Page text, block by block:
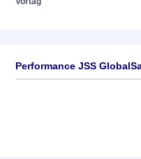
Performance JSS